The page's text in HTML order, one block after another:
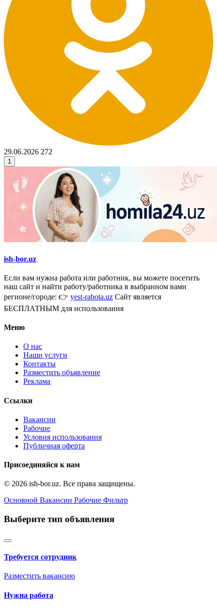
29.06.2026 272
1
ish-bor.uz
Если вам нужна работа или работник, вы можете посетить
наш сайт и найти работу/работника в выбранном вами
регионе/городе: 👉 yest-rabota.uz Сайт является
БЕСПЛАТНЫМ для использования
Меню
О нас
Наши услуги
Контакты
Разместить объявление
Реклама
Ссылки
Вакансии
Рабочие
Условия использования
Публичная оферта
Присоединяйся к нам
© 2026 ish-bor.uz. Все права защищены.
Основной Вакансии Рабочие Фильтр
Выберите тип объявления
Требуется сотрудник
Разместить вакансию
Нужна работа